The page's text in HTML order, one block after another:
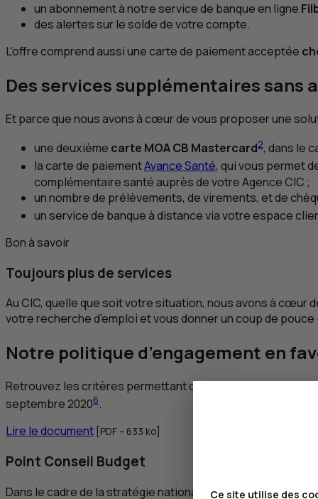
un abonnement à notre service de banque en ligne
des alertes sur le solde de votre compte.
L'offre comprend aussi une carte de paiement acceptée
Des services supplémentaires sans
Et parce que nous avons à cœur de vous proposer une
une deuxième carte MOACB Mastercard2, dans le
la carte de paiementAvance Santé, qui vous permet
complémentaire santé auprès de votre AgenceCIC ;
un nombre de prélèvements, de virements, et de
un service de banque à distance via votre espace
Bon à savoir
Toujours plus de services
AuCIC, quelle que soit votre situation, nous avons à cœur
votre recherche d’emploi et vous donner un coup de
Notre politique d’engagement en
Retrouvez les critères permettant de considérer un client
septembre 20206.
Lire le document PDF – 633 ko
Point Conseil Budget
Dans le cadre de la stratégie nationale de prévention et
Ce site utilise des